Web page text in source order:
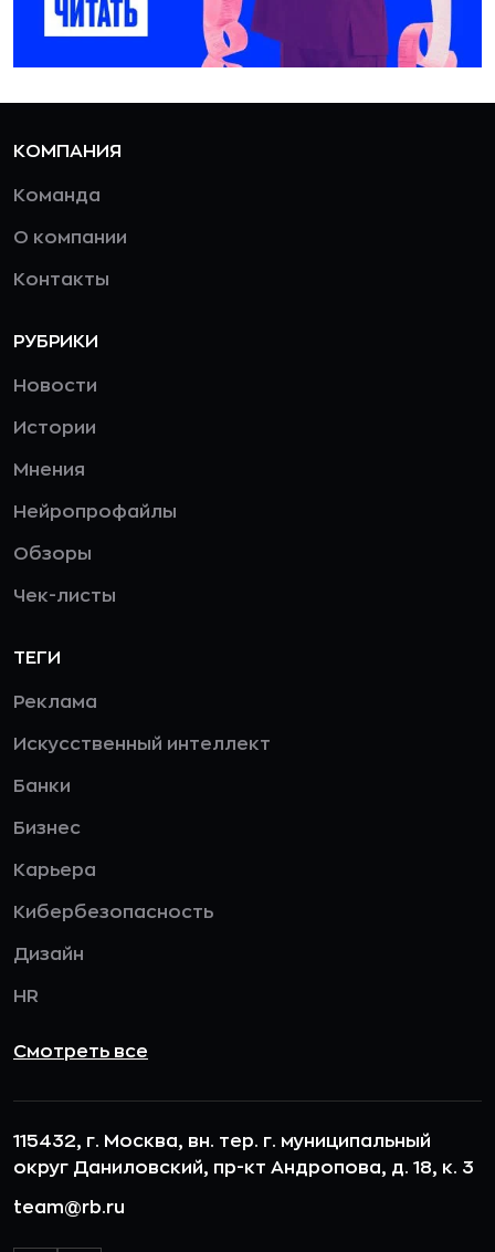
КОМПАНИЯ
Команда
О компании
Контакты
РУБРИКИ
Новости
Истории
Мнения
Нейропрофайлы
Обзоры
Чек-листы
ТЕГИ
Реклама
Искусственный интеллект
Банки
Бизнес
Карьера
Кибербезопасность
Дизайн
HR
Смотреть все
115432, г. Москва, вн. тер. г. муниципальный
округ Даниловский, пр-кт Андропова, д. 18, к. 3
team@rb.ru